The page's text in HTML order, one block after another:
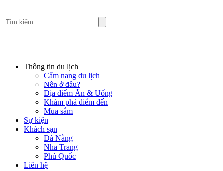
Thông tin du lịch
Cẩm nang du lịch
Nên ở đâu?
Địa điểm Ăn & Uống
Khám phá điểm đến
Mua sắm
Sự kiện
Khách sạn
Đà Nẵng
Nha Trang
Phú Quốc
Liên hệ